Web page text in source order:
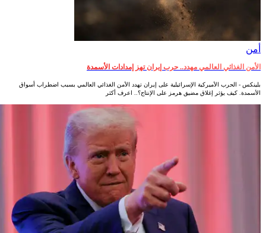
أمن‎
الأمن الغذائي العالمي مهدد.. حرب إيران تهز إمدادات الأسمدة
بلينكس - الحرب الأميركية الإسرائيلية على إيران تهدد الأمن الغذائي العالمي بسبب اضطراب أسواق
الأسمدة. كيف يؤثر إغلاق مضيق هرمز على الإنتاج؟.. اعرف أكثر